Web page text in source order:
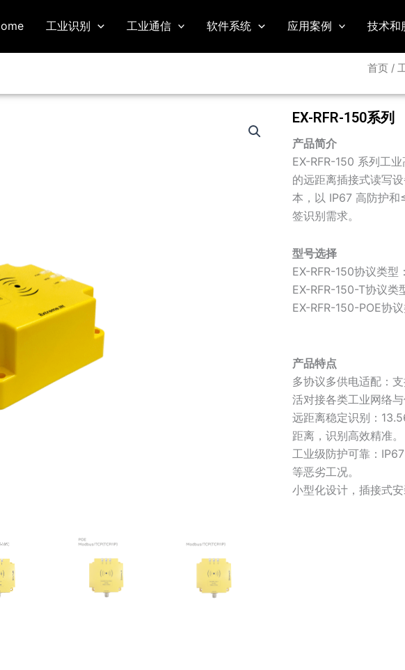
工业识别 工业通信 软件系统 应用案例 技术和
首页 /
EX-RFR-150系列
产品简介
EX-RFR-150 系列工
的远距离插接式读写
本，以 IP67 高防护
签识别需求。
型号选择
EX-RFR-150协议类
EX-RFR-150-T协议
EX-RFR-150-POE协
产品特点
多协议多供电适配：
活对接各类工业网络
远距离稳定识别：
距离，识别高效精准。
工业级防护可靠：
等恶劣工况。
小型化设计，插接式